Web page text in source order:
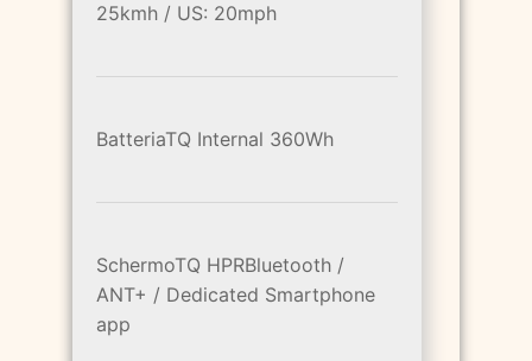
25kmh / US: 20mph
BatteriaTQ Internal 360Wh
SchermoTQ HPRBluetooth /
ANT+ / Dedicated Smartphone
app